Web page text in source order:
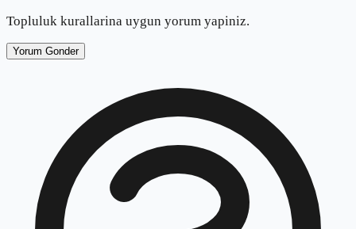
Topluluk kurallarina uygun yorum yapiniz.
Yorum Gonder